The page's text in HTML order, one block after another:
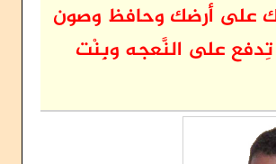
على أرضك وحافظ وصون
على النَّعجه وبِنْت